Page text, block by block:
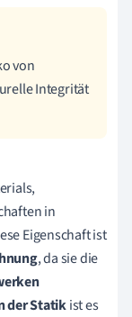
von
Integrität
in
Eigenschaft ist
, da sie die
der Statikist es